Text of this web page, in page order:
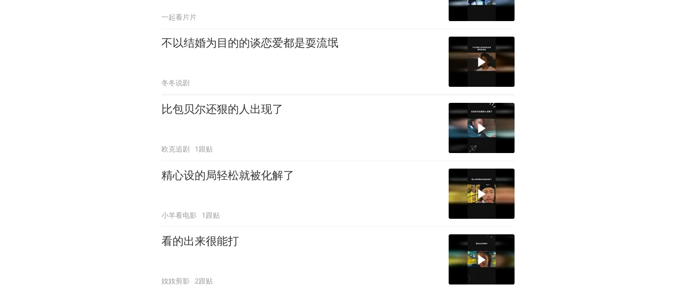
一起看片片
不以结婚为目的的谈恋爱都是耍流氓
冬冬说剧
比包贝尔还狠的人出现了
欧克追剧 1跟贴
精心设的局轻松就被化解了
小羊看电影 1跟贴
看的出来很能打
奻奻剪影 2跟贴